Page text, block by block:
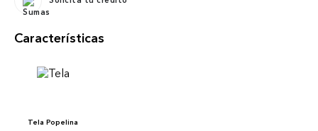
Características
Tela Popelina